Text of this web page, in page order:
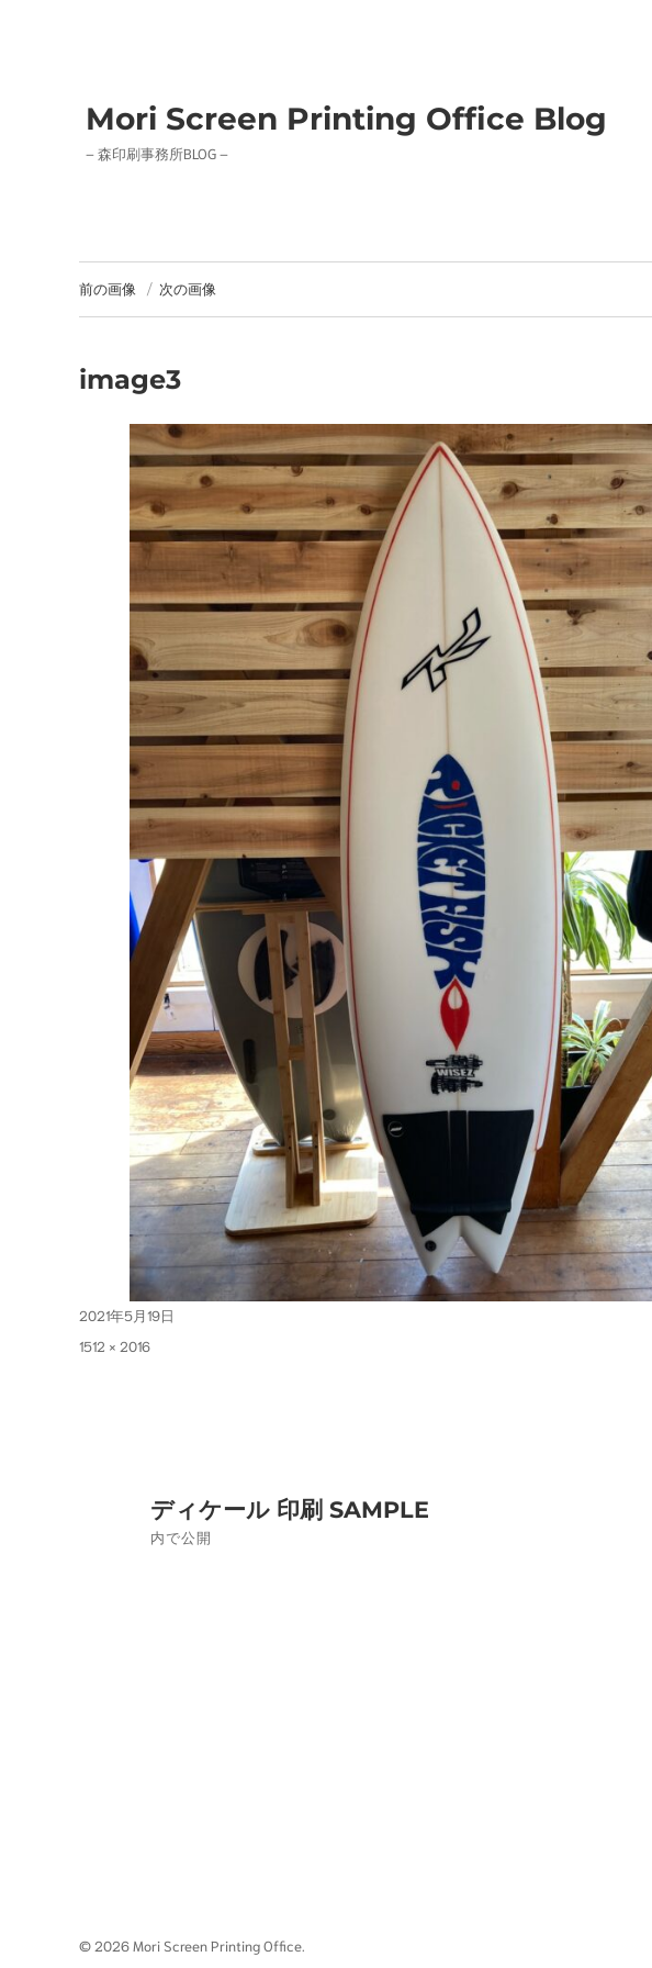
Mori Screen Printing Office Blog
– 森印刷事務所BLOG –
前の画像 次の画像
image3
投
2021年5月19日
フ
1512 × 2016
稿
ディケール 印刷 SAMPLE
内で公開
© 2026 Mori Screen Printing Office.